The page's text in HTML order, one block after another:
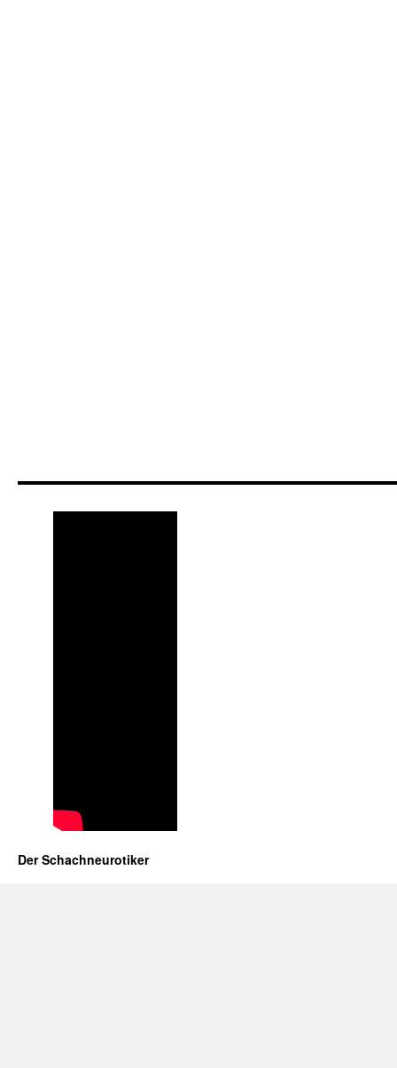
Der Schachneurotiker